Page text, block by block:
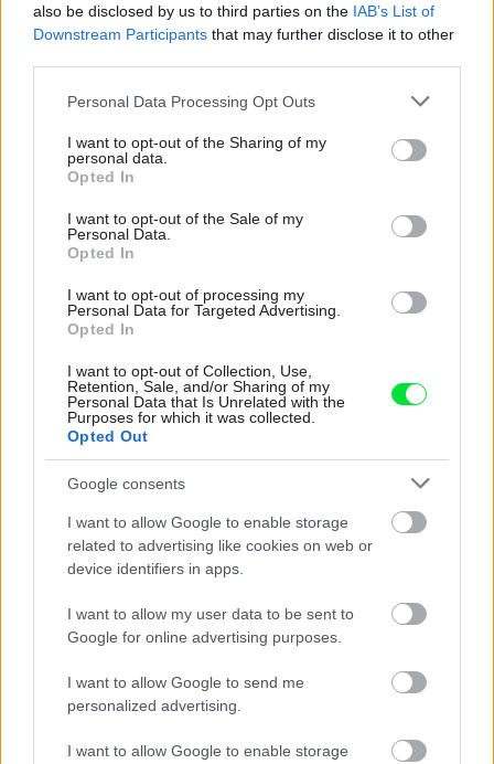
also be disclosed by us to third parties on the IAB’s List of
Downstream Participants that may further disclose it to other
Please note that this website/app uses one or more Google
not limited to your visit or usage behaviour. You may click to
grant or deny consent to Google and its third-party tags to
use your data for below specified purposes in below Google
consent section.
Personal Data Processing Opt Outs
I want to opt-out of the Sharing of my
personal data.
Opted In
I want to opt-out of the Sale of my
Personal Data.
Opted In
I want to opt-out of processing my
Personal Data for Targeted Advertising.
Opted In
I want to opt-out of Collection, Use,
Retention, Sale, and/or Sharing of my
Personal Data that Is Unrelated with the
Purposes for which it was collected.
Opted Out
Google consents
I want to allow Google to enable storage
related to advertising like cookies on web or
device identifiers in apps.
I want to allow my user data to be sent to
Google for online advertising purposes.
I want to allow Google to send me
personalized advertising.
I want to allow Google to enable storage
rodinný dom
Zdieľať článok
Pozrite si viac
Ako vybrať dlažbu na záhrady: ktorý
materiál vydrží záťaž, ktorý môže kĺzať a
pri čom rátať s častou údržbou?